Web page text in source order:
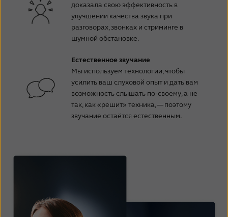
доказала свою эффективность в
улучшении качества звука при
разговорах, звонках и стриминге в
шумной обстановке.
Естественное звучание
Мы используем технологии, чтобы
усилить ваш слуховой опыт и дать вам
возможность слышать по‑своему, а не
так, как «решит» техника, — поэтому
звучание остаётся естественным.